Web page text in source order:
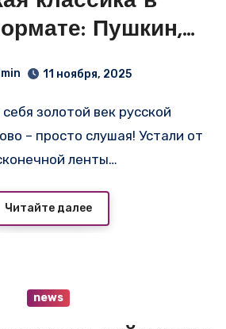
Пушкин,
— где
бесплатно и в
озвучке
11 ноября, 2025
– просто слушая! Устали от
ленты…
Читайте далее
news